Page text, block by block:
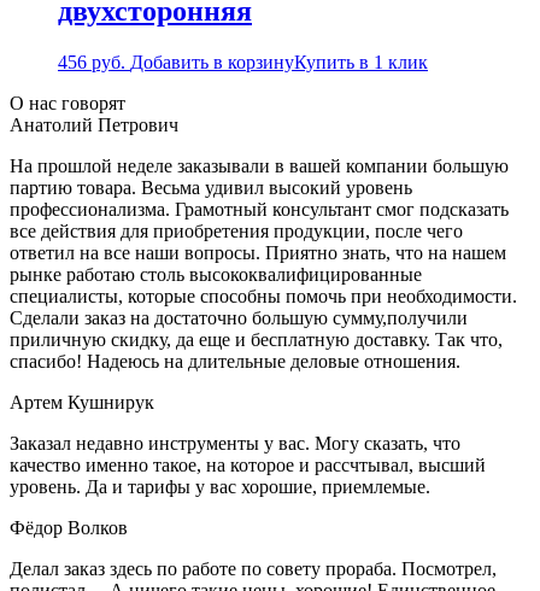
двухсторонняя
456 руб. Добавить в корзинуКупить в 1 клик
О нас говорят
Анатолий Петрович
На прошлой неделе заказывали в вашей компании большую
партию товара. Весьма удивил высокий уровень
профессионализма. Грамотный консультант смог подсказать
все действия для приобретения продукции, после чего
ответил на все наши вопросы. Приятно знать, что на нашем
рынке работаю столь высококвалифицированные
специалисты, которые способны помочь при необходимости.
Сделали заказ на достаточно большую сумму,получили
приличную скидку, да еще и бесплатную доставку. Так что,
спасибо! Надеюсь на длительные деловые отношения.
Артем Кушнирук
Заказал недавно инструменты у вас. Могу сказать, что
качество именно такое, на которое и рассчтывал, высший
уровень. Да и тарифы у вас хорошие, приемлемые.
Фёдор Волков
Делал заказ здесь по работе по совету прораба. Посмотрел,